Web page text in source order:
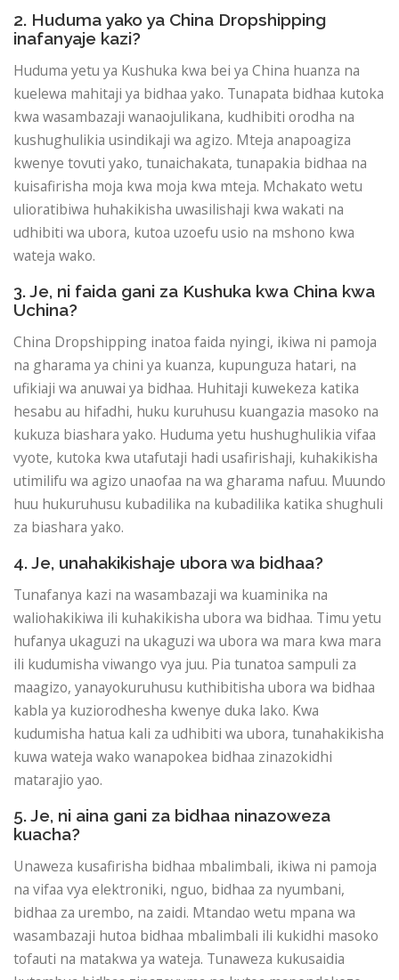
2. Huduma yako ya China Dropshipping
inafanyaje kazi?
Huduma yetu ya Kushuka kwa bei ya China huanza na
kuelewa mahitaji ya bidhaa yako. Tunapata bidhaa kutoka
kwa wasambazaji wanaojulikana, kudhibiti orodha na
kushughulikia usindikaji wa agizo. Mteja anapoagiza
kwenye tovuti yako, tunaichakata, tunapakia bidhaa na
kuisafirisha moja kwa moja kwa mteja. Mchakato wetu
ulioratibiwa huhakikisha uwasilishaji kwa wakati na
udhibiti wa ubora, kutoa uzoefu usio na mshono kwa
wateja wako.
3. Je, ni faida gani za Kushuka kwa China kwa
Uchina?
China Dropshipping inatoa faida nyingi, ikiwa ni pamoja
na gharama ya chini ya kuanza, kupunguza hatari, na
ufikiaji wa anuwai ya bidhaa. Huhitaji kuwekeza katika
hesabu au hifadhi, huku kuruhusu kuangazia masoko na
kukuza biashara yako. Huduma yetu hushughulikia vifaa
vyote, kutoka kwa utafutaji hadi usafirishaji, kuhakikisha
utimilifu wa agizo unaofaa na wa gharama nafuu. Muundo
huu hukuruhusu kubadilika na kubadilika katika shughuli
za biashara yako.
4. Je, unahakikishaje ubora wa bidhaa?
Tunafanya kazi na wasambazaji wa kuaminika na
waliohakikiwa ili kuhakikisha ubora wa bidhaa. Timu yetu
hufanya ukaguzi na ukaguzi wa ubora wa mara kwa mara
ili kudumisha viwango vya juu. Pia tunatoa sampuli za
maagizo, yanayokuruhusu kuthibitisha ubora wa bidhaa
kabla ya kuziorodhesha kwenye duka lako. Kwa
kudumisha hatua kali za udhibiti wa ubora, tunahakikisha
kuwa wateja wako wanapokea bidhaa zinazokidhi
matarajio yao.
5. Je, ni aina gani za bidhaa ninazoweza
kuacha?
Unaweza kusafirisha bidhaa mbalimbali, ikiwa ni pamoja
na vifaa vya elektroniki, nguo, bidhaa za nyumbani,
bidhaa za urembo, na zaidi. Mtandao wetu mpana wa
wasambazaji hutoa bidhaa mbalimbali ili kukidhi masoko
tofauti na matakwa ya wateja. Tunaweza kukusaidia